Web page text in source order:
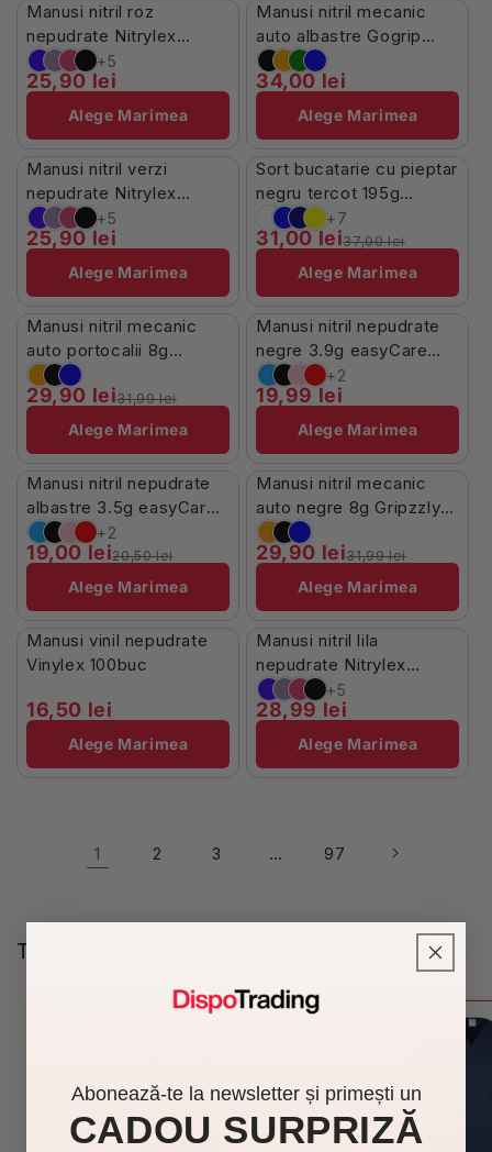
Manusi nitril roz
nepudrate Nitrylex
100buc
+5
25,90 lei
Alege Marimea
Manusi nitril mecanic
auto albastre Gogrip
50buc
34,00 lei
Alege Marimea
Manusi nitril verzi
nepudrate Nitrylex
100buc
+5
25,90 lei
Alege Marimea
-16%
Sort bucatarie cu pieptar
negru tercot 195g
Missena+7
31,00 lei37,00 lei
Alege Marimea
-7%
Manusi nitril mecanic
auto portocalii 8g
Gripzzly 50buc
29,90 lei31,99 lei
Alege Marimea
Manusi nitril nepudrate
negre 3.9g easyCare
100buc
+2
19,99 lei
Alege Marimea
-7%
Manusi nitril nepudrate
albastre 3.5g easyCare
100buc
+2
19,00 lei20,50 lei
Alege Marimea
-7%
Manusi nitril mecanic
auto negre 8g Gripzzly
50buc
29,90 lei31,99 lei
Alege Marimea
Manusi vinil nepudrate
Vinylex 100buc
16,50 lei
Alege Marimea
Manusi nitril lila
nepudrate Nitrylex
100buc
+5
28,99 lei
Alege Marimea
1 2 3 … 97
Te-ar putea interesa
Abonează-te la newsletter și primești un
CADOU SURPRIZĂ